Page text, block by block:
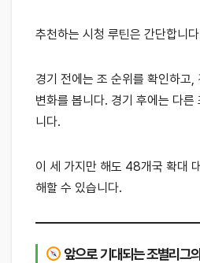
추천하는 시청 루틴은 간단합니
경기 전에는 조 순위를 확인하고,
변화를 봅니다. 경기 후에는 다
니다.
이 세 가지만 해도 48개국 확대
해할 수 있습니다.
앞으로 기대되는 조별리그